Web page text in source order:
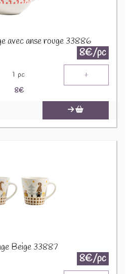
avec anse rouge 33886
8€/pc
1 pc +
8€
Beige 33887
8€/pc